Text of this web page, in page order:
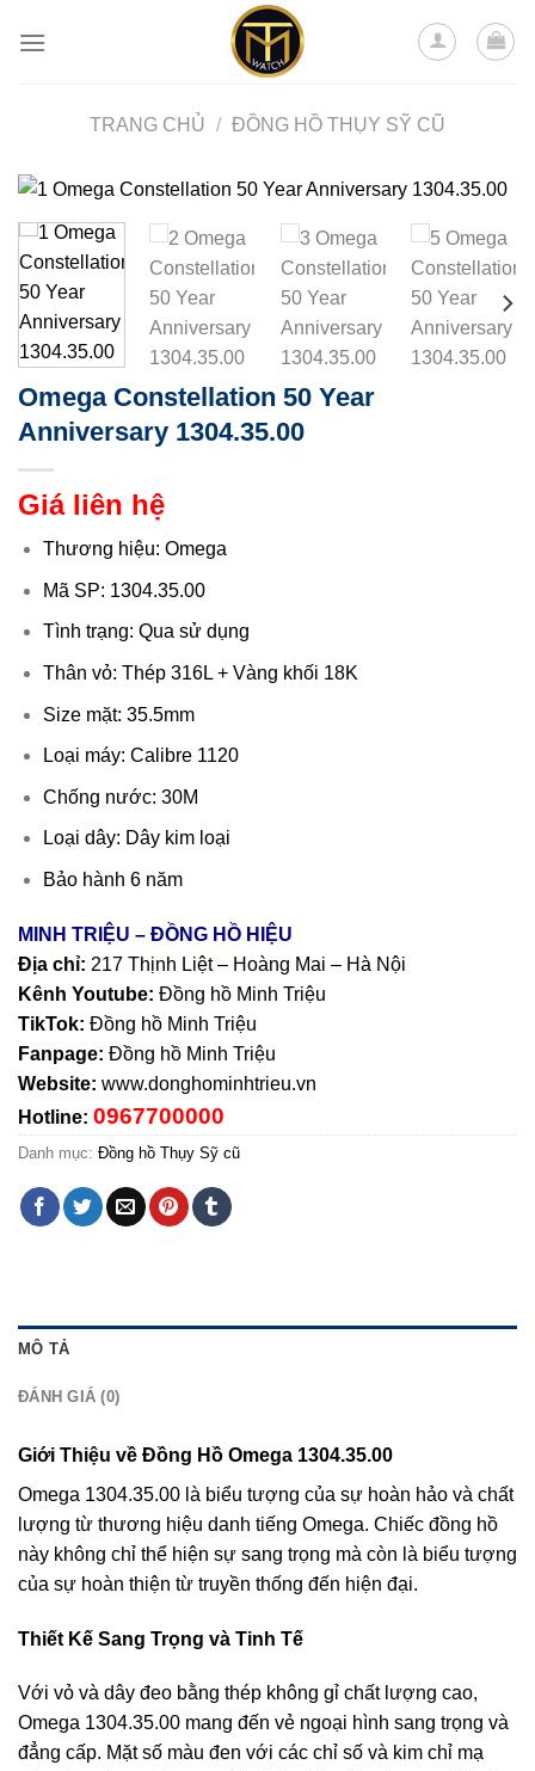
TRANG CHỦ / ĐỒNG HỒ THỤY SỸ CŨ
Omega Constellation 50 Year
Anniversary 1304.35.00
Giá liên hệ
Thương hiệu: Omega
Mã SP: 1304.35.00
Tình trạng: Qua sử dụng
Thân vỏ: Thép 316L + Vàng khối 18K
Size mặt: 35.5mm
Loại máy: Calibre 1120
Chống nước: 30M
Loại dây: Dây kim loại
Bảo hành 6 năm
MINH TRIỆU – ĐỒNG HỒ HIỆU
Địa chỉ: 217 Thịnh Liệt – Hoàng Mai – Hà Nội
Kênh Youtube: Đồng hồ Minh Triệu
TikTok: Đồng hồ Minh Triệu
Fanpage: Đồng hồ Minh Triệu
Website: www.donghominhtrieu.vn
Hotline: 0967700000
Danh mục: Đồng hồ Thụy Sỹ cũ
MÔ TẢ
ĐÁNH GIÁ (0)
Giới Thiệu về Đồng Hồ Omega 1304.35.00
Omega 1304.35.00 là biểu tượng của sự hoàn hảo và chất
lượng từ thương hiệu danh tiếng Omega. Chiếc đồng hồ
này không chỉ thể hiện sự sang trọng mà còn là biểu tượng
của sự hoàn thiện từ truyền thống đến hiện đại.
Thiết Kế Sang Trọng và Tinh Tế
Với vỏ và dây đeo bằng thép không gỉ chất lượng cao,
Omega 1304.35.00 mang đến vẻ ngoại hình sang trọng và
đẳng cấp. Mặt số màu đen với các chỉ số và kim chỉ mạ